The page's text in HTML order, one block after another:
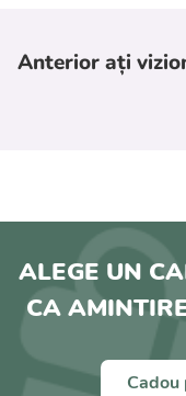
Anterior ați
ALEGE UN
CA